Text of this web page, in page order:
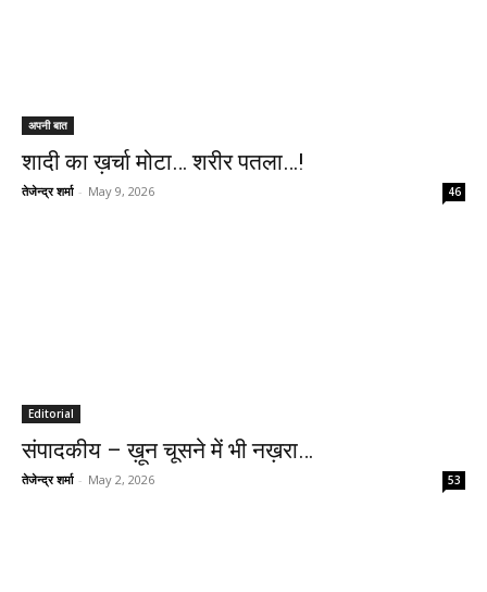
अपनी बात
शादी का ख़र्चा मोटा… शरीर पतला…!
तेजेन्द्र शर्मा - May 9, 2026 46
Editorial
संपादकीय – ख़ून चूसने में भी नख़रा…
तेजेन्द्र शर्मा - May 2, 2026 53